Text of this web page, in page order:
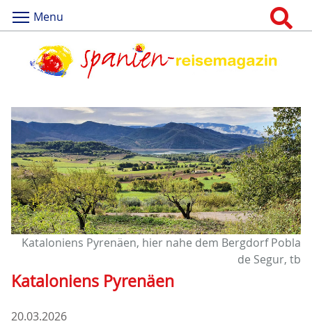
Menu
Kataloniens Pyrenäen, hier nahe dem Bergdorf Pobla
de Segur, tb
Kataloniens Pyrenäen
20.03.2026